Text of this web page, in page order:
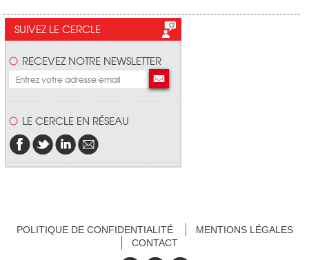
SUIVEZ LE CERCLE
RECEVEZ NOTRE NEWSLETTER
LE CERCLE EN RÉSEAU
POLITIQUE DE CONFIDENTIALITÉ
MENTIONS LÉGALES
CONTACT